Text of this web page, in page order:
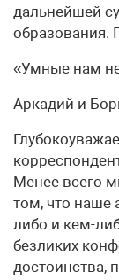
дальнейшей
образования.
«Умные нам
Аркадий и
Менее всего
том, что наше
либо и кем-
безликих
достоинства,